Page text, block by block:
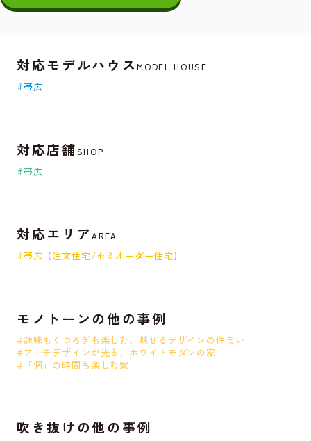
対応モデルハウスMODEL HOUSE
#帯広
対応店舗SHOP
#帯広
対応エリアAREA
#帯広【注文住宅/セミオーダー住宅】
モノトーンの他の事例
#趣味もくつろぎも楽しむ、魅せるデザインの住まい
#アーチデザインが光る、ホワイトモダンの家
#「個」の時間も楽しむ家
吹き抜けの他の事例